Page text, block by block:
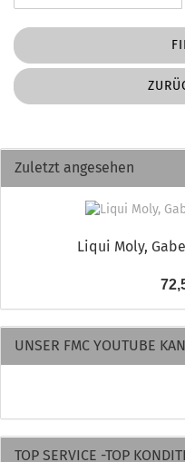
Zuletzt angesehen
Liqui Moly,
UNSER FMC YOUTUBE
TOP SERVICE -TOP